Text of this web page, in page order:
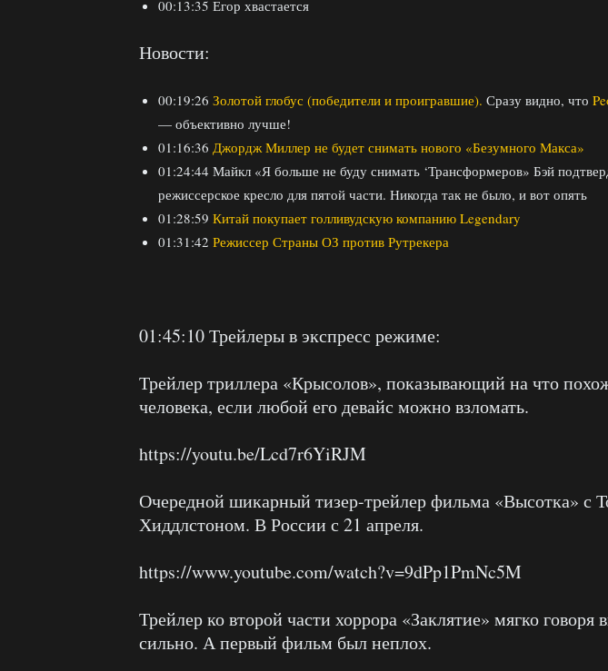
00:13:35 Егор хвастается
Новости:
00:19:26 Золотой глобус (победители и проигравшие). Сразу видно, что
— объективно лучше!
01:16:36 Джордж Миллер не будет снимать нового «Безумного Макса»
01:24:44 Майкл «Я больше не буду снимать ‘Трансформеров» Бэй
режиссерское кресло для пятой части. Никогда так не было, и вот опять
01:28:59 Китай покупает голливудскую компанию Legendary
01:31:42 Режиссер Страны ОЗ против Рутрекера
01:45:10 Трейлеры в экспресс режиме:
Трейлер триллера «Крысолов», показывающий на что
человека, если любой его девайс можно взломать.
https://youtu.be/Lcd7r6YiRJM
Очередной шикарный тизер-трейлер фильма «Высотка» с
Хиддлстоном. В России с 21 апреля.
https://www.youtube.com/watch?v=9dPp1PmNc5M
Трейлер ко второй части хоррора «Заклятие» мягко говоря
сильно. А первый фильм был неплох.